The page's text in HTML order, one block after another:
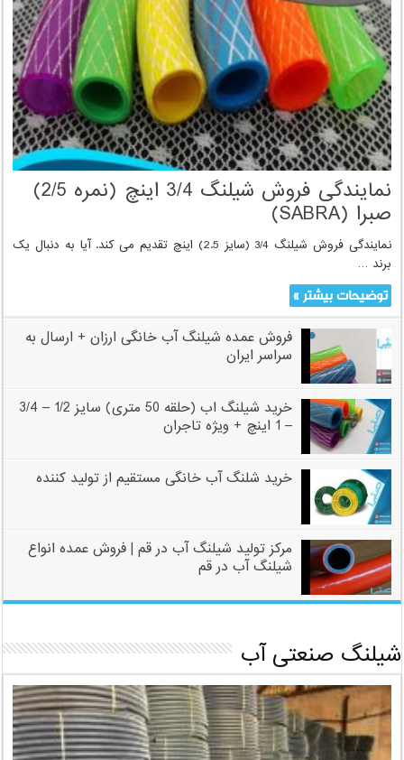
نمایندگی فروش شیلنگ 3/4 اینچ (نمره 2/5)
صبرا (SABRA)
نمایندگی فروش شیلنگ 3/4 (سایز 2.5) اینچ تقدیم می کند. آیا به دنبال یک
برند …
توضیحات بیشتر »
فروش عمده شیلنگ آب خانگی ارزان + ارسال به
سراسر ایران
خرید شیلنگ اب (حلقه 50 متری) سایز 1/2 – 3/4
– 1 اینچ + ویژه تاجران
خرید شلنگ آب خانگی مستقیم از تولید کننده
مرکز تولید شیلنگ آب در قم | فروش عمده انواع
شیلنگ آب در قم
شیلنگ صنعتی آب